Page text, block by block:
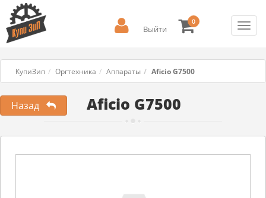
Выйти
0
КупиЗип Оргтехника Аппараты Aficio G7500
Aficio G7500
Назад